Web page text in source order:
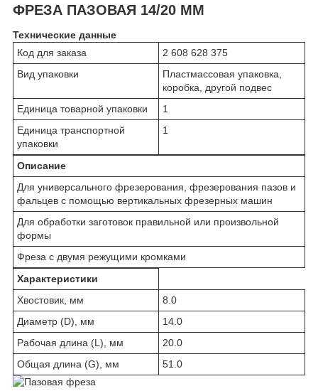
ФРЕЗА ПАЗОВАЯ 14/20 MM
Технические данные
Код для заказа
2 608 628 375
Вид упаковки
Пластмассовая упаковка,
коробка, другой подвес
Единица товарной упаковки
1
Единица транспортной
упаковки
1
Описание
Для универсального фрезерования, фрезерования пазов и
фальцев с помощью вертикальных фрезерных машин
Для обработки заготовок правильной или произвольной
формы
Фреза с двумя режущими кромками
Характеристики
Хвостовик, мм
8.0
Диаметр (D), мм
14.0
Рабочая длина (L), мм
20.0
Общая длина (G), мм
51.0